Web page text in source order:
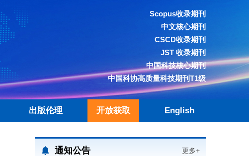
Scopus收录期刊
中文核心期刊
CSCD收录期刊
JST 收录期刊
中国科技核心期刊
中国科协高质量科技期刊T1级
出版伦理 开放获取 English
通知公告 更多+